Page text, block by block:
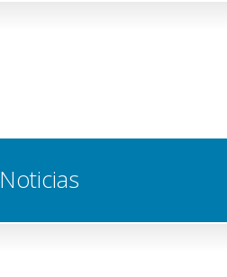
Noticias